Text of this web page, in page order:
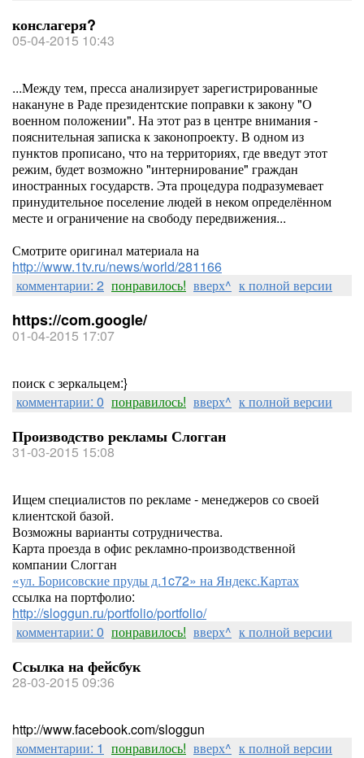
конслагеря?
05-04-2015 10:43
...Между тем, пресса анализирует зарегистрированные
накануне в Раде президентские поправки к закону "О
военном положении". На этот раз в центре внимания -
пояснительная записка к законопроекту. В одном из
пунктов прописано, что на территориях, где введут этот
режим, будет возможно "интернирование" граждан
иностранных государств. Эта процедура подразумевает
принудительное поселение людей в неком определённом
месте и ограничение на свободу передвижения...
Смотрите оригинал материала на
http://www.1tv.ru/news/world/281166
комментарии: 2 понравилось! вверх^ к полной версии
https://com.google/
01-04-2015 17:07
поиск с зеркальцем:}
комментарии: 0 понравилось! вверх^ к полной версии
Производство рекламы Слогган
31-03-2015 15:08
Ищем специалистов по рекламе - менеджеров со своей
клиентской базой.
Возможны варианты сотрудничества.
Карта проезда в офис рекламно-производственной
компании Слогган
«ул. Борисовские пруды д.1c72» на Яндекс.Картах
ссылка на портфолио:
http://sloggun.ru/portfolio/portfolio/
комментарии: 0 понравилось! вверх^ к полной версии
Ссылка на фейсбук
28-03-2015 09:36
http://www.facebook.com/sloggun
комментарии: 1 понравилось! вверх^ к полной версии